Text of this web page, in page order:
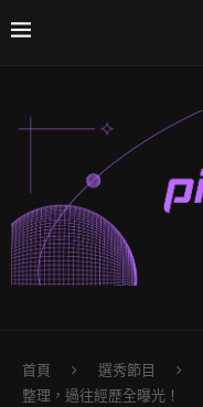
首頁 選秀節目
整理，過往經歷全曝光！